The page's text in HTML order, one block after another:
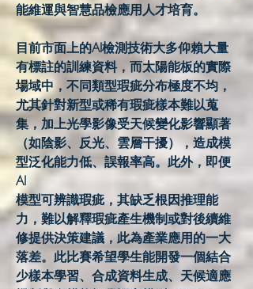
能維運與智慧品檢應用人才培育。
目前市面上的AI檢測技術大多仰賴大量
有標註的訓練資料，而太陽能板的實際
場域中，不同類型瑕疵分布極度不均，
尤其針對新型或稀有瑕疵樣本難以蒐
集，加上光學影像受天候變化影響顯著
（如陰影、反光、雲層干擾），造成模
型泛化能力低、誤報率高。此外，即便
AI
模型可辨識瑕疵，其缺乏根因推理能
力，難以解釋瑕疵產生機制或對後續維
修提供決策建議，此為產業應用的一大
落差。此比賽希望學生能開發一個結合
少樣本學習、合成資料生成、天候適應